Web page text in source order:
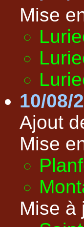
Mise
10/08/
Ajout
Mise
Mise à